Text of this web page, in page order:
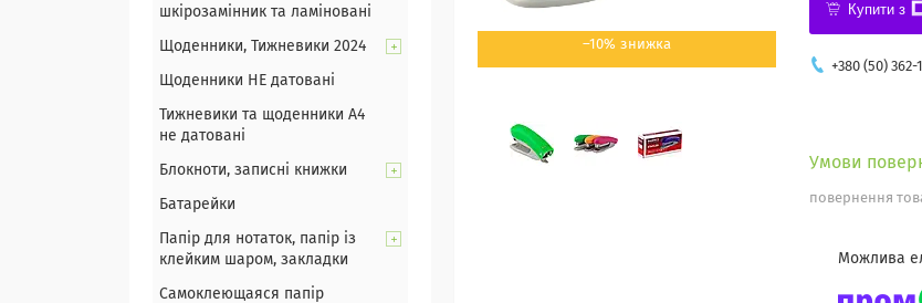
–10%
Купити з
+380 (50) 362-
повернення
шкірозамінник та ламіновані
Щоденники, Тижневики 2024
Щоденники НЕ датовані
Тижневики та щоденники А4
не датовані
Блокноти, записні книжки
Батарейки
Папір для нотаток, папір із
клейким шаром, закладки
Самоклеющаяся папір